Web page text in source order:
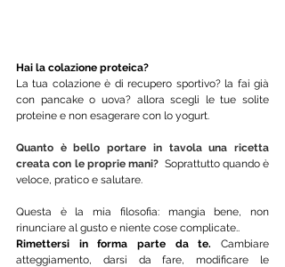
Hai la colazione proteica?
La tua colazione è di recupero sportivo? la fai già
con pancake o uova? allora scegli le tue solite
proteine e non esagerare con lo yogurt.
Quanto è bello portare in tavola una ricetta
creata con le proprie mani? Soprattutto quando è
veloce, pratico e salutare.
Questa è la mia filosofia: mangia bene, non
rinunciare al gusto e niente cose complicate..
Rimettersi in forma parte da te. Cambiare
atteggiamento, darsi da fare, modificare le